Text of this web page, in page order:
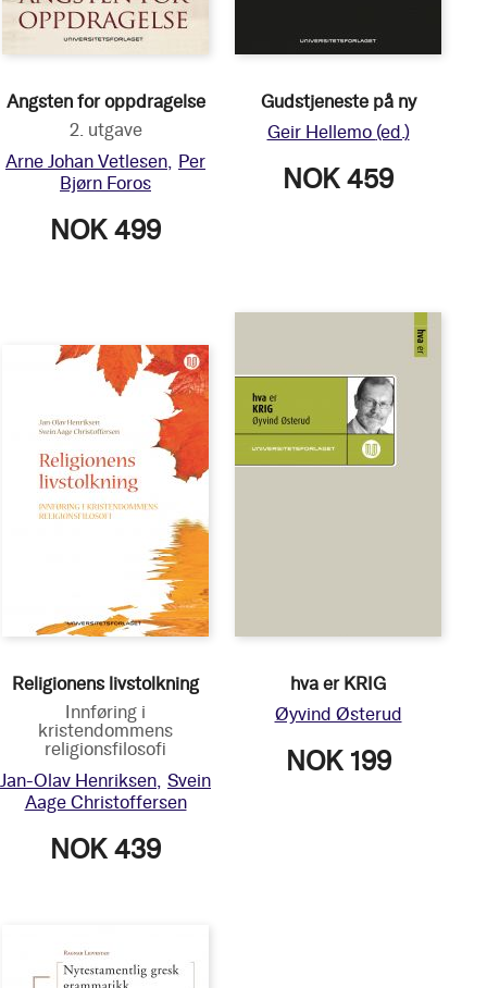
Angsten for oppdragelse
2. utgave
Arne Johan Vetlesen Per
Bjørn Foros
NOK 499
Gudstjeneste på ny
Geir Hellemo (ed.)
NOK 459
Religionens livstolkning
Innføring i
kristendommens
religionsfilosofi
Jan-Olav Henriksen Svein
Aage Christoffersen
NOK 439
hva er KRIG
Øyvind Østerud
NOK 199